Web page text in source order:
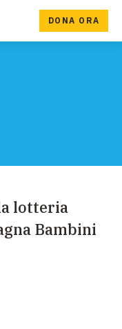
DONA ORA
lotteria
Bambini